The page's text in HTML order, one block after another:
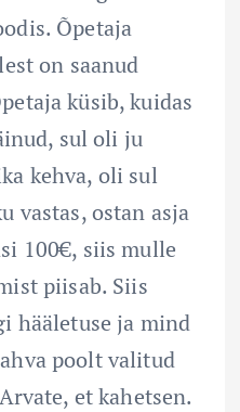
Õpetaja
on saanud
küsib, kuidas
sul oli ju
kehva, oli sul
vastas, ostan asja
100€, siis mulle
piisab. Siis
hääletuse ja mind
poolt valitud
et kahetsen.